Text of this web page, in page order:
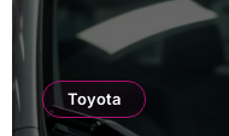
Toyota